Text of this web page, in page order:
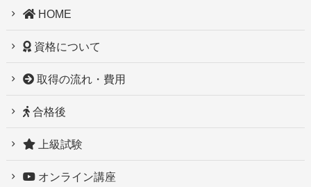
HOME
資格について
取得の流れ・費用
合格後
上級試験
オンライン講座